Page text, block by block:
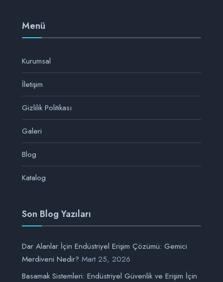
Menü
Kurumsal
İletişim
Gizlilik Politikası
Galeri
Blog
Katalog
Son Blog Yazıları
Dar Alanlar İçin Endüstriyel Erişim Çözümü: Gemici
Merdiveni Nedir? Mart 25, 2026
Basamak Sistemleri: Endüstriyel Güvenlik ve Erişim İçin